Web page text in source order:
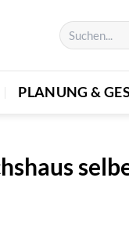
PLANUNG &